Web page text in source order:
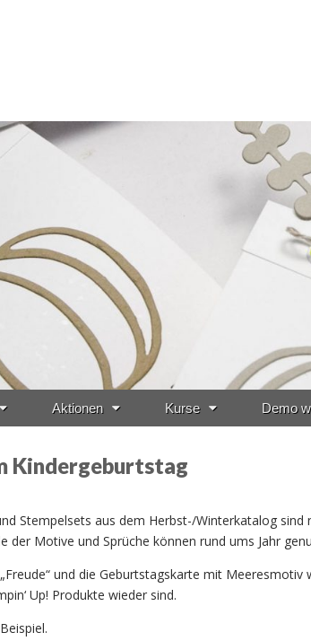
Aktionen Kurse Demo
Kindergeburtstag
Stempelsets aus dem Herbst-/Winterkatalog sind
der Motive und Sprüche können rund ums Jahr
und die Geburtstagskarte mit Meeresmotiv
Up! Produkte wieder sind.